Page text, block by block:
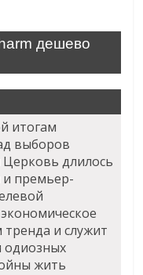
дешево
итогам
выборов
длилось
и премьер-
и служит
одиозных
жить